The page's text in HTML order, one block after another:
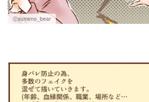
Ⓒyumeno_bear